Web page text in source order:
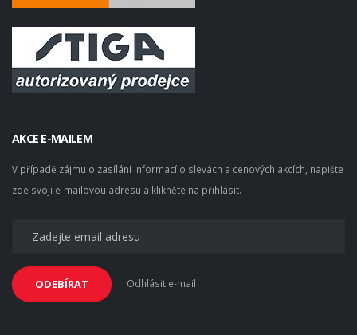
AKCE E-MAILEM
V případě zájmu o zasílání informací o slevách a cenových akcích, napište
zde svoji e-mailovou adresu a klikněte na přihlásit.
ODEBÍRAT Odhlásit e-mail